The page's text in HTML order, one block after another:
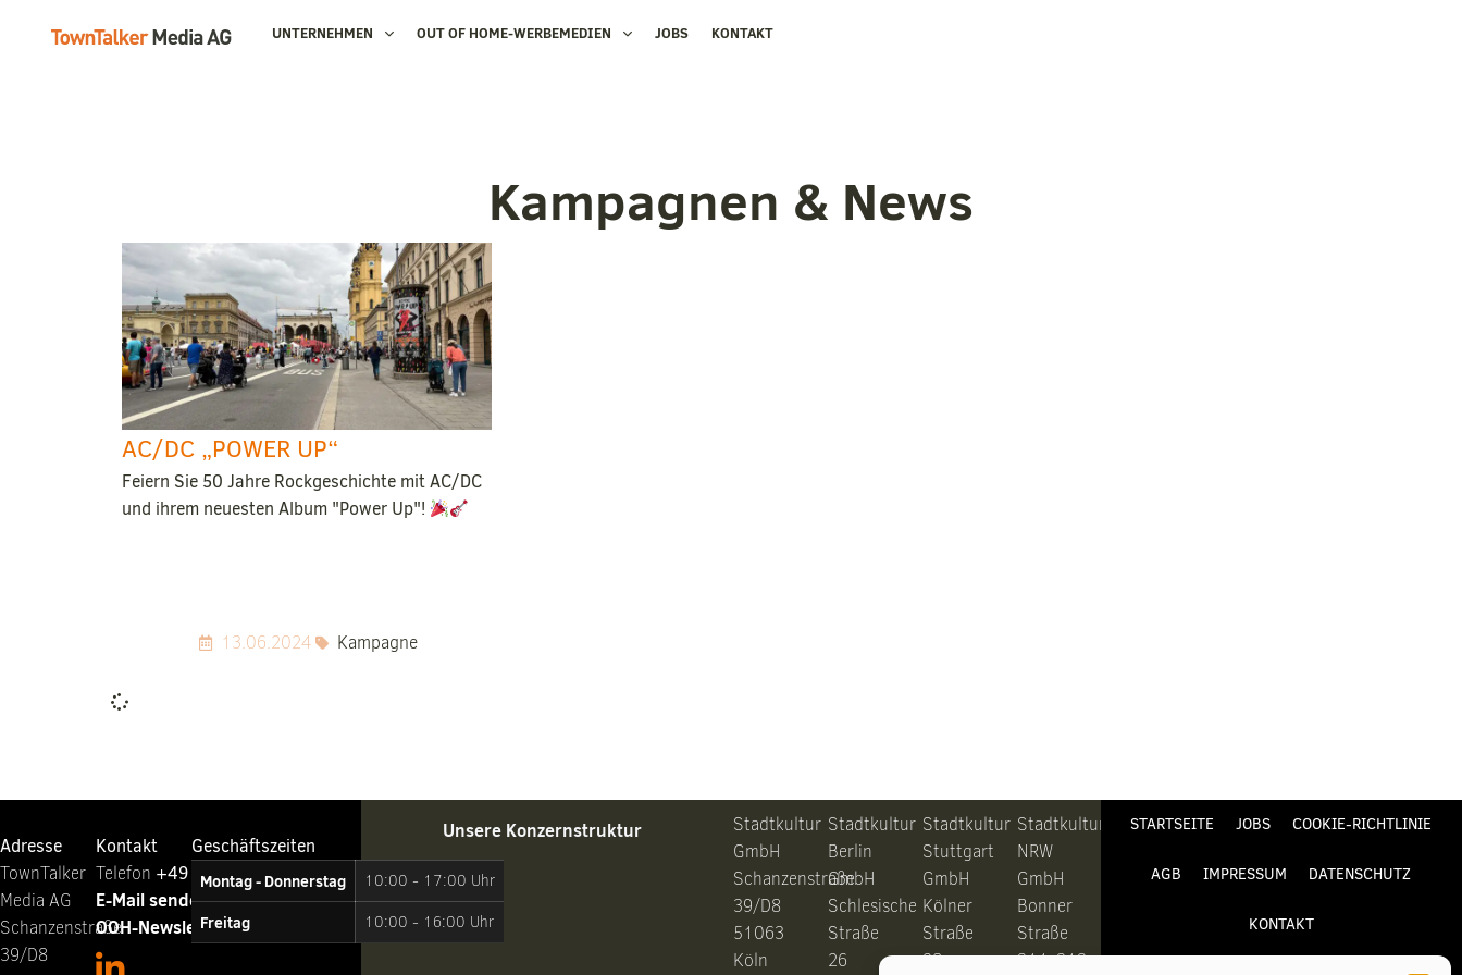
UNTERNEHMEN OUT OF HOME-WERBEMEDIEN JOBS KONTAKT
Kampagnen & News
AC/DC „POWER UP“
Feiern Sie 50 Jahre Rockgeschichte mit AC/DC
und ihrem neuesten Album "Power Up"!
13.06.2024 Kampagne
Adresse
TownTalker
Media AG
Schanzenstraße
39/D8
Kontakt
Telefon ‭ +49 221 65064-0
E-Mail senden
OOH-Newsletter abonnieren
Geschäftszeiten
Montag - Donnerstag
10:00 - 17:00 Uhr
Freitag 10:00 - 16:00 Uhr
Unsere Konzernstruktur
Stadtkultur
GmbH
Schanzenstraße
39/D8
51063
Köln
Stadtkultur
Berlin
GmbH
Schlesische
Straße
26
Stadtkultur
Stuttgart
GmbH
Kölner
Straße
28
Stadtkultur
NRW
GmbH
Bonner
Straße
311-313
STARTSEITE JOBS COOKIE-RICHTLINIE
AGB IMPRESSUM DATENSCHUTZ
KONTAKT